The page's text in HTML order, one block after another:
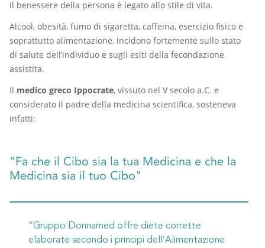
Il benessere della persona è legato allo stile di vita.
Alcool, obesità, fumo di sigaretta, caffeina, esercizio fisico e
soprattutto alimentazione, incidono fortemente sullo stato
di salute dell’individuo e sugli esiti della fecondazione
assistita.
Il medico greco Ippocrate, vissuto nel V secolo a.C. e
considerato il padre della medicina scientifica, sosteneva
infatti:
"Fa che il Cibo sia la tua Medicina e che la
Medicina sia il tuo Cibo"
“Gruppo Donnamed offre diete corrette
elaborate secondo i principi dell’Alimentazione